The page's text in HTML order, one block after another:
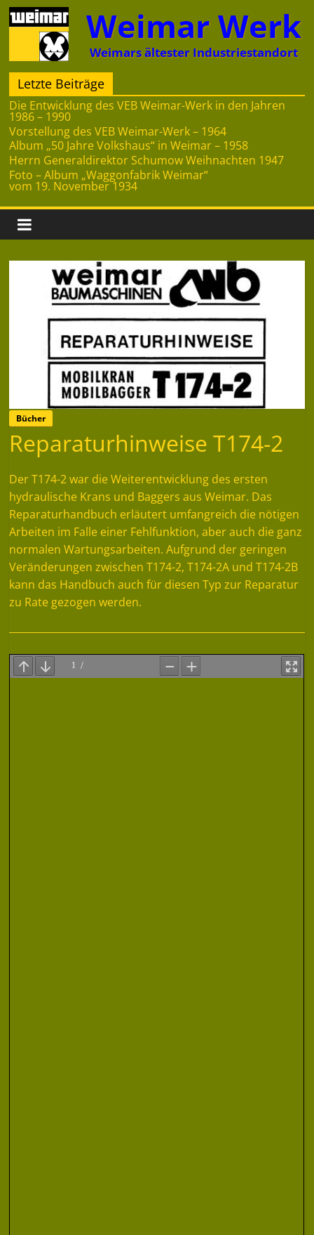
Zum
Inhalt
springen
Weimar Werk
Weimars ältester Industriestandort
Letzte Beiträge
Die Entwicklung des VEB Weimar-Werk in den Jahren
1986 – 1990
Vorstellung des VEB Weimar-Werk – 1964
Album „50 Jahre Volkshaus“ in Weimar – 1958
Herrn Generaldirektor Schumow Weihnachten 1947
Foto – Album „Waggonfabrik Weimar“
vom 19. November 1934
Bücher
Reparaturhinweise T174-2
Der T174-2 war die Weiterentwicklung des ersten
hydraulische Krans und Baggers aus Weimar. Das
Reparaturhandbuch erläutert umfangreich die nötigen
Arbeiten im Falle einer Fehlfunktion, aber auch die ganz
normalen Wartungsarbeiten. Aufgrund der geringen
Veränderungen zwischen T174-2, T174-2A und T174-2B
kann das Handbuch auch für diesen Typ zur Reparatur
zu Rate gezogen werden.